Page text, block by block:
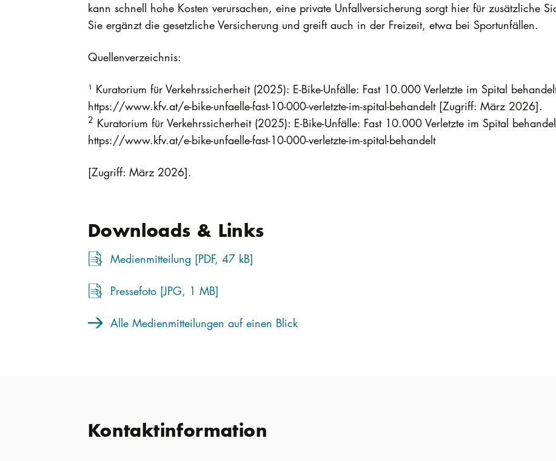
kann schnell hohe Kosten verursachen, eine private Unfallversicherung sorgt hier für zusätzliche
Sie ergänzt die gesetzliche Versicherung und greift auch in der Freizeit, etwa bei Sportunfällen.
Quellenverzeichnis:
¹ Kuratorium für Verkehrssicherheit (2025): E-Bike-Unfälle: Fast 10.000 Verletzte im Spital
https://www.kfv.at/e-bike-unfaelle-fast-10-000-verletzte-im-spital-behandelt [Zugriff: März 2026].
2 Kuratorium für Verkehrssicherheit (2025): E-Bike-Unfälle: Fast 10.000 Verletzte im Spital
https://www.kfv.at/e-bike-unfaelle-fast-10-000-verletzte-im-spital-behandelt
[Zugriff: März 2026].
Downloads & Links
Medienmitteilung [PDF, 47 kB]
Pressefoto [JPG, 1 MB]
Alle Medienmitteilungen auf einen Blick
Kontaktinformation